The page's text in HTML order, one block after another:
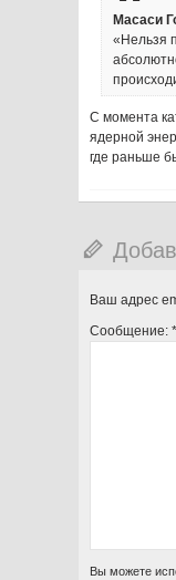
Масаси
«Нельзя
С момента
ядерной
где раньше
Ваш адрес
Сообщение: *
Вы можете